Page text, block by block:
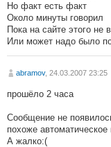
Но факт есть факт
Около минуты говорил
Пока на сайте этого не
Или может надо было
abramov, 24.03.2007 23:25
прошёло 2 часа
Сообщение не
похоже
А жалко:(